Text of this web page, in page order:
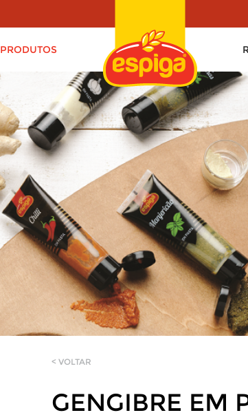
PRODUTOS
< VOLTAR
GENGIBRE EM